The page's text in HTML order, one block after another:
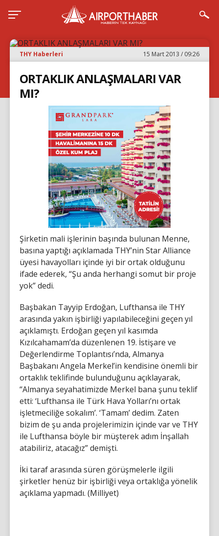
THY Haberleri 15 Mart 2013 / 09:26
ORTAKLIK ANLAŞMALARI VAR
MI?
Şirketin mali işlerinin başında bulunan Menne,
basına yaptığı açıklamada THY’nin Star Alliance
üyesi havayolları içinde iyi bir ortak olduğunu
ifade ederek, “Şu anda herhangi somut bir proje
yok” dedi.
Başbakan Tayyip Erdoğan, Lufthansa ile THY
arasında yakın işbirliği yapılabileceğini geçen yıl
açıklamıştı. Erdoğan geçen yıl kasımda
Kızılcahamam’da düzenlenen 19. İstişare ve
Değerlendirme Toplantısı’nda, Almanya
Başbakanı Angela Merkel’in kendisine önemli bir
ortaklık teklifinde bulunduğunu açıklayarak,
“Almanya seyahatimizde Merkel bana şunu teklif
etti: ‘Lufthansa ile Türk Hava Yolları’nı ortak
işletmeciliğe sokalım’. ‘Tamam’ dedim. Zaten
bizim de şu anda projelerimizin içinde var ve THY
ile Lufthansa böyle bir müşterek adım İnşallah
atabiliriz, atacağız” demişti.
İki taraf arasında süren görüşmelerle ilgili
şirketler henüz bir işbirliği veya ortaklığa yönelik
açıklama yapmadı. (Milliyet)